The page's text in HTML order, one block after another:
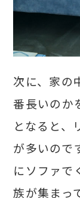
次に、家の
番長いのか
となると、
が多いので
にソファで
族が集まっ